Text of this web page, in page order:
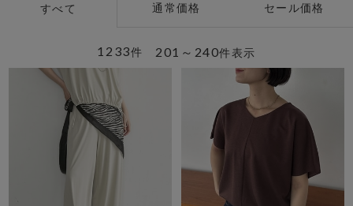
すべて 通常価格 セール価格
201～240件表示
1233件